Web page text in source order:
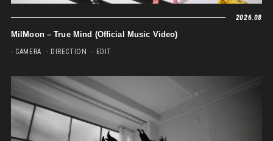
2026.08
MilMoon – True Mind (Official Music Video)
- CAMERA - DIRECTION - EDIT